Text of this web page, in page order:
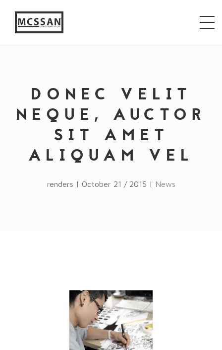
{ jQuery.browser.msie = false; jQuery.browser.version
= 0; if (navigator.userAgent.match(/MSIE ([0-9]+)\./))
{ jQuery.browser.msie = true; jQuery.browser.version =
RegExp.$1; } })();
DONEC VELIT
NEQUE, AUCTOR
SIT AMET
ALIQUAM VEL
renders | October 21 / 2015 | News